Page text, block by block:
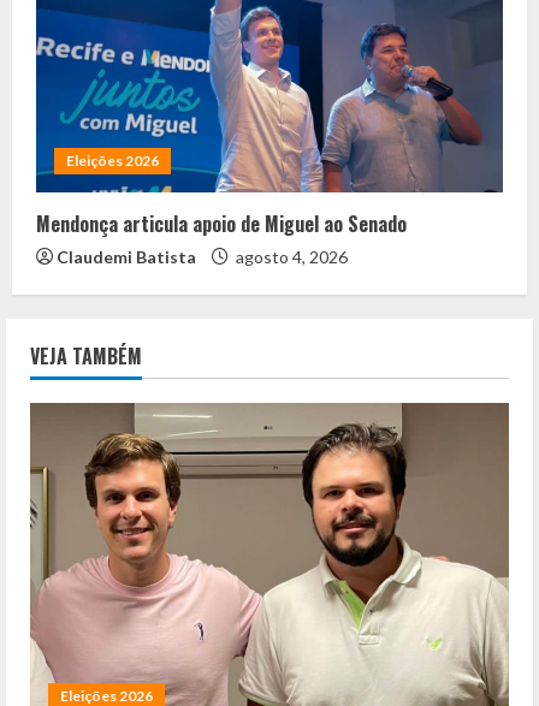
Eleições 2026
Mendonça articula apoio de Miguel ao Senado
Claudemi Batista agosto 4, 2026
VEJA TAMBÉM
Eleições 2026